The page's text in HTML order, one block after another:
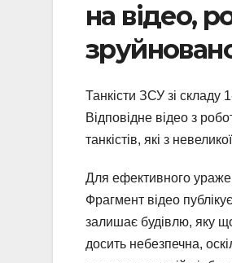
на відео,
Танкісти ЗСУ зі складу
Відповідне відео з
танкістів, які з
Для ефективного
Фрагмент відео
залишає будівлю, яку
досить небезпечна,